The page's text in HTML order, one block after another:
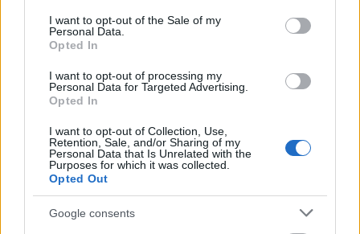
consent section.
I want to opt-out of the Sale of my
Personal Data.
Opted In
I want to opt-out of processing my
Personal Data for Targeted Advertising.
Opted In
I want to opt-out of Collection, Use,
Retention, Sale, and/or Sharing of my
Personal Data that Is Unrelated with the
Purposes for which it was collected.
Opted Out
Google consents
Az eseménysorozat zárónapján a fesztivál
Zenekar ad a tánc köré szervezett
gálakoncertet.